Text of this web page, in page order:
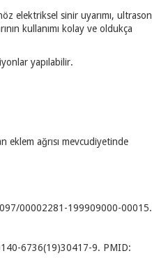
elektriksel sinir uyarımı, ultrason
kullanımı kolay ve oldukça
yapılabilir.
ağrısı mevcudiyetinde
00002281-199909000-00015.
6736(19)30417-9. PMID: